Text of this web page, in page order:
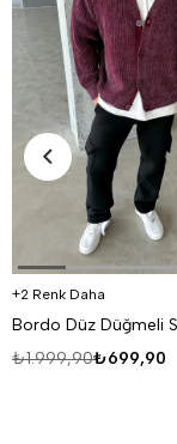
2 Renk Daha
₺699,90
₺1.999,90